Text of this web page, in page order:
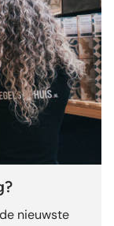
nieuwste